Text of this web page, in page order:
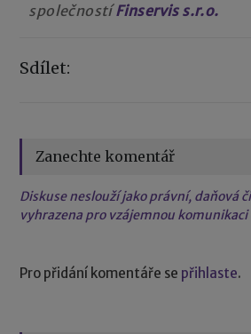
společností Finservis s.r.o.
Sdílet:
Zanechte komentář
Diskuse neslouží jako právní, daňová
vyhrazena pro vzájemnou
Pro přidání komentáře se přihlaste.